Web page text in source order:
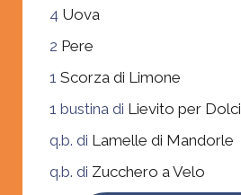
4 Uova
2 Pere
1 Scorza di Limone
1 bustina di Lievito per Dolci
q.b. di Lamelle di Mandorle
q.b. di Zucchero a Velo